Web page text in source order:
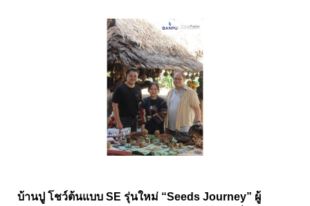
บ้านปู โชว์ต้นแบบ SE รุ่นใหม่ “Seeds Journey” ผู้